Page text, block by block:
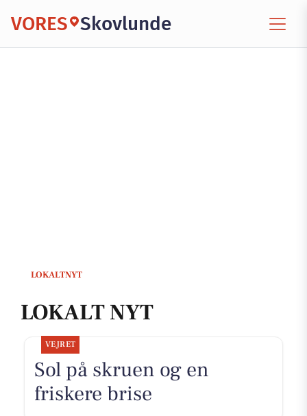
VORES Skovlunde
LOKALTNYT
LOKALT NYT
VEJRET
Sol på skruen og en
friskere brise